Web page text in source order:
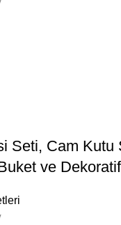
Seti, Cam Kutu
ve